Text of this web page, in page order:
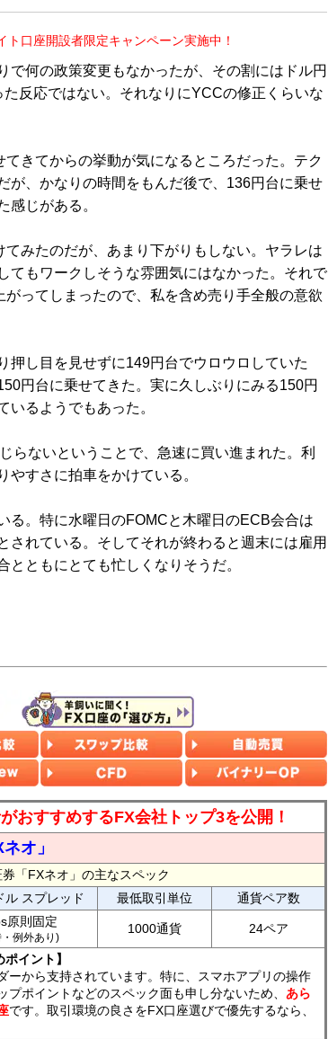
ト口座開設者限定キャンペーン実施中！
何の政策変更もなかったが、その割にはドル円
反応ではない。それなりにYCCの修正くらいな
きてからの挙動が気になるところだった。テク
が、かなりの時間をもんだ後で、136円台に乗せ
感じがある。
みたのだが、あまり下がりもしない。ヤラレは
てもワークしそうな雰囲気にはなかった。それで
ってしまったので、私を含め売り手全般の意欲
し目を見せずに149円台でウロウロしていた
円台に乗せてきた。実に久しぶりにみる150円
いるようでもあった。
ないということで、急速に買い進まれた。利
やすさに拍車をかけている。
。特に水曜日のFOMCと木曜日のECB会合は
されている。そしてそれが終わると週末には雇用
ともにとても忙しくなりそうだ。
おすすめするFX会社トップ3を公開！
オ」
「FXネオ」の主なスペック
ル スプレッド 最低取引単位
通貨ペア数
原則固定
例外あり)
1000通貨 24ペア
イント】
ーから支持されています。特に、スマホアプリの操作
ポイントなどのスペック面も申し分ないため、 あら
です。取引環境の良さをFX口座選びで優先するなら、